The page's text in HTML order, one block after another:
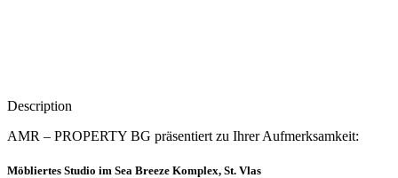
Description
AMR – PROPERTY BG präsentiert zu Ihrer Aufmerksamkeit:
Möbliertes Studio im Sea Breeze Komplex, St. Vlas